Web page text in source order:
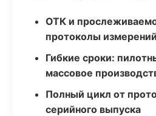
ОТК и
протоколы измерений
Гибкие сроки:
массовое
Полный цикл от
серийного выпуска